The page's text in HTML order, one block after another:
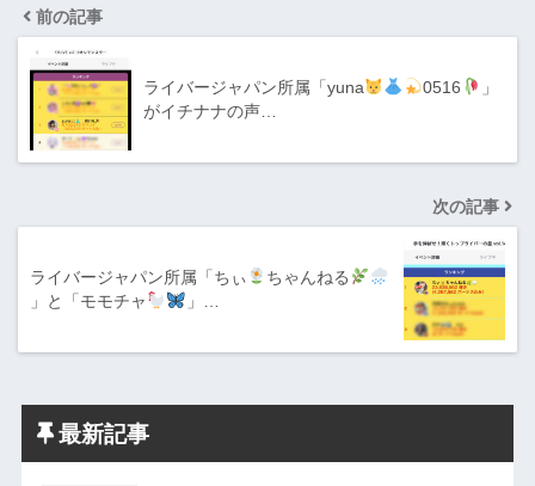
前の記事
ライバージャパン所属「yuna 0516
」
がイチナナの声…
次の記事
ライバージャパン所属「ちぃ
ちゃんねる
」と「モモチャ
」…
最新記事